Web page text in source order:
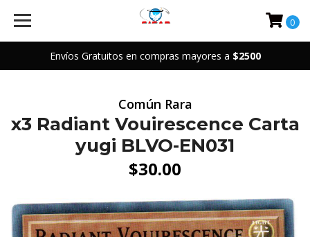
Envíos Gratuitos en compras mayores a $2500
0
Común Rara
x3 Radiant Vouirescence Carta
yugi BLVO-EN031
$30.00